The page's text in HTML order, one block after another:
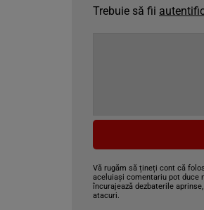
Trebuie să fii
Vă rugăm să țineți cont că
aceluiași comentariu pot duce
încurajează dezbaterile
atacuri.